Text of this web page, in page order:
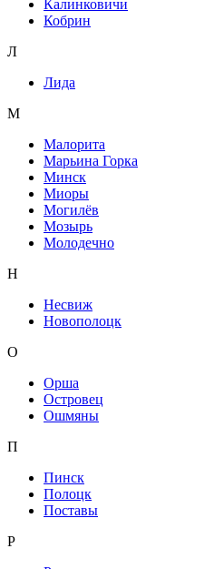
Калинковичи
Кобрин
Л
Лида
М
Малорита
Марьина Горка
Минск
Миоры
Могилёв
Мозырь
Молодечно
Н
Несвиж
Новополоцк
О
Орша
Островец
Ошмяны
П
Пинск
Полоцк
Поставы
Р